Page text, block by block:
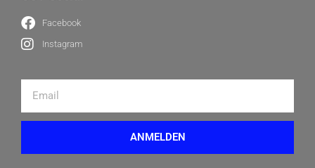
Facebook
Instagram
ANMELDEN